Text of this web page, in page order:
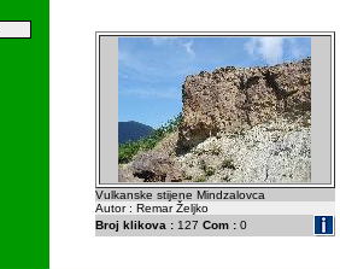
Vulkanske stijene Mindzalovca
Autor : Remar Željko
Broj klikova :127 Com :0